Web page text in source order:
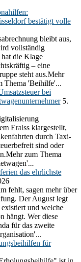
bestätigt volle
bleibt aus,
vollständig
die Klage
– eine
steht aus.Mehr
Thema 'Beihilfe'...
bei
5.
Eralss klargestellt,
durch Taxi-
sind oder
zum Thema
das ehrlichste
fehlt, sagen mehr über
Der August legt
und welche
hängt. Wer diese
für das zweite
für